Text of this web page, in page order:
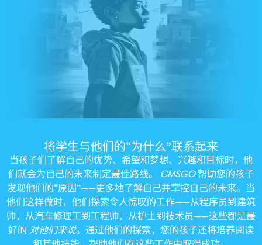
将学生与他们的“为什么”联系起来
当孩子们了解自己的优势、希望和梦想、兴趣和目标时，他
们就会为自己的未来制定最佳路线。 CMSGO帮助您的孩子
发现他们的“原因”——更多地了解自己并掌控自己的未来。当
他们这样做时，他们探索令人惊叹的工作——从程序员到建筑
师，从汽车修理工到工程师，从护士到技术员——这些都是最
好的 对他们来说。通过他们的探索，您的孩子还将培养阅读